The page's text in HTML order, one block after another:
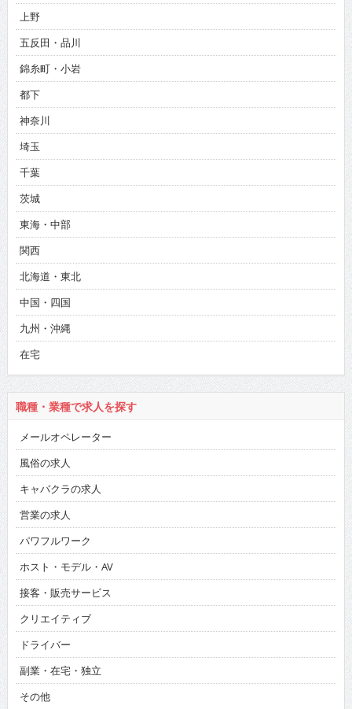
上野
五反田・品川
錦糸町・小岩
都下
神奈川
埼玉
千葉
茨城
東海・中部
関西
北海道・東北
中国・四国
九州・沖縄
在宅
職種・業種で求人を探す
メールオペレーター
風俗の求人
キャバクラの求人
営業の求人
パワフルワーク
ホスト・モデル・AV
接客・販売サービス
クリエイティブ
ドライバー
副業・在宅・独立
その他